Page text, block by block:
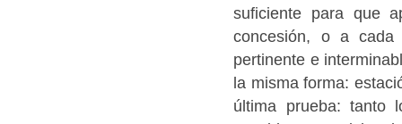
suficiente para que
concesión, o a cada
pertinente e
la misma forma:
última prueba: tanto